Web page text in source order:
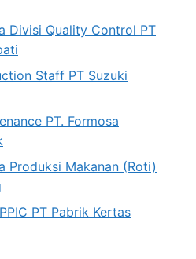
Divisi Quality Control PT
Staff PT Suzuki
PT. Formosa
Produksi Makanan (Roti)
PT Pabrik Kertas